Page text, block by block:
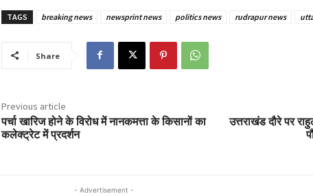
TAGS breaking news newsprint news politics news rudrapur news
Share
Previous article
पर्चा खारिज होने के विरोध में नानकमत्ता के किसानों का
कलेक्ट्रेट में प्रदर्शन
उत्तराखंड दौरे पर
- Advertisement -